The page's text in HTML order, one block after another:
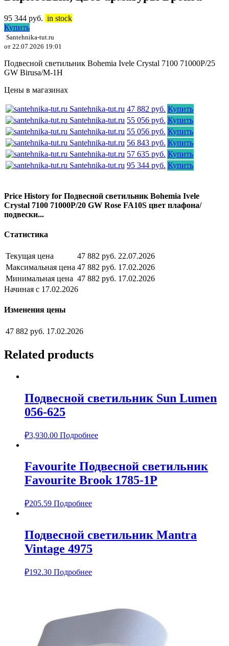
95 344 руб. in stock
Купить
Santehnika-tut.ru
от 22.07.2026 19:01
Подвесной светильник Bohemia Ivele Crystal 7100 71000P/25
GW Birusa/M-1H
Цены в магазинах
Santehnika-tut.ru 47 882 руб. Купить
Santehnika-tut.ru 55 056 руб. Купить
Santehnika-tut.ru 55 056 руб. Купить
Santehnika-tut.ru 56 843 руб. Купить
Santehnika-tut.ru 57 635 руб. Купить
Santehnika-tut.ru 95 344 руб. Купить
Price History for Подвесной светильник Bohemia Ivele
Crystal 7100 71000P/20 GW Rose FA10S цвет плафона/
подвески...
Статистика
Текущая цена 47 882 руб. 22.07.2026
Максимальная цена 47 882 руб. 17.02.2026
Минимальная цена 47 882 руб. 17.02.2026
Начиная с 17.02.2026
Изменения цены
47 882 руб. 17.02.2026
Related products
Подвесной светильник Sun Lumen
056-625
₽3,930.00 Подробнее
Favourite Подвесной светильник
Favourite Brook 1785-1P
₽205.59 Подробнее
Подвесной светильник Mantra
Vintage 4975
₽192.30 Подробнее